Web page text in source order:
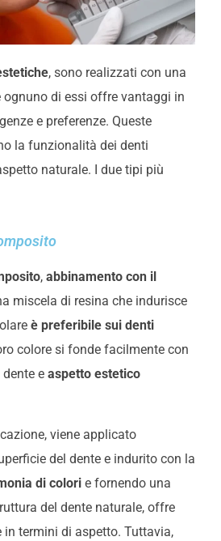
, sono realizzati con una
di essi offre vantaggi in
e preferenze. Queste
la funzionalità dei denti
naturale. I due tipi più
, abbinamento con il
miscela di resina che indurisce
è preferibile sui denti
colore si fonde facilmente con
e aspetto estetico
viene applicato
del dente e indurito con la
di colori e fornendo una
del dente naturale, offre
in termini di aspetto. Tuttavia,